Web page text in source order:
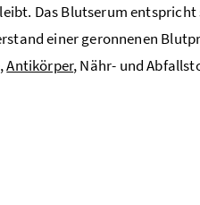
Das Blutserum
einer geronnenen
,Antikörper, Nähr- und